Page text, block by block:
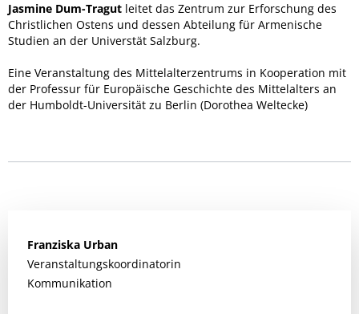
Jasmine Dum-Tragut leitet das Zentrum zur Erforschung des
Christlichen Ostens und dessen Abteilung für Armenische
Studien an der Universtät Salzburg.
Eine Veranstaltung des Mittelalterzentrums in Kooperation mit
der Professur für Europäische Geschichte des Mittelalters an
der Humboldt-Universität zu Berlin (Dorothea Weltecke)
Franziska Urban
Veranstaltungskoordinatorin
Kommunikation